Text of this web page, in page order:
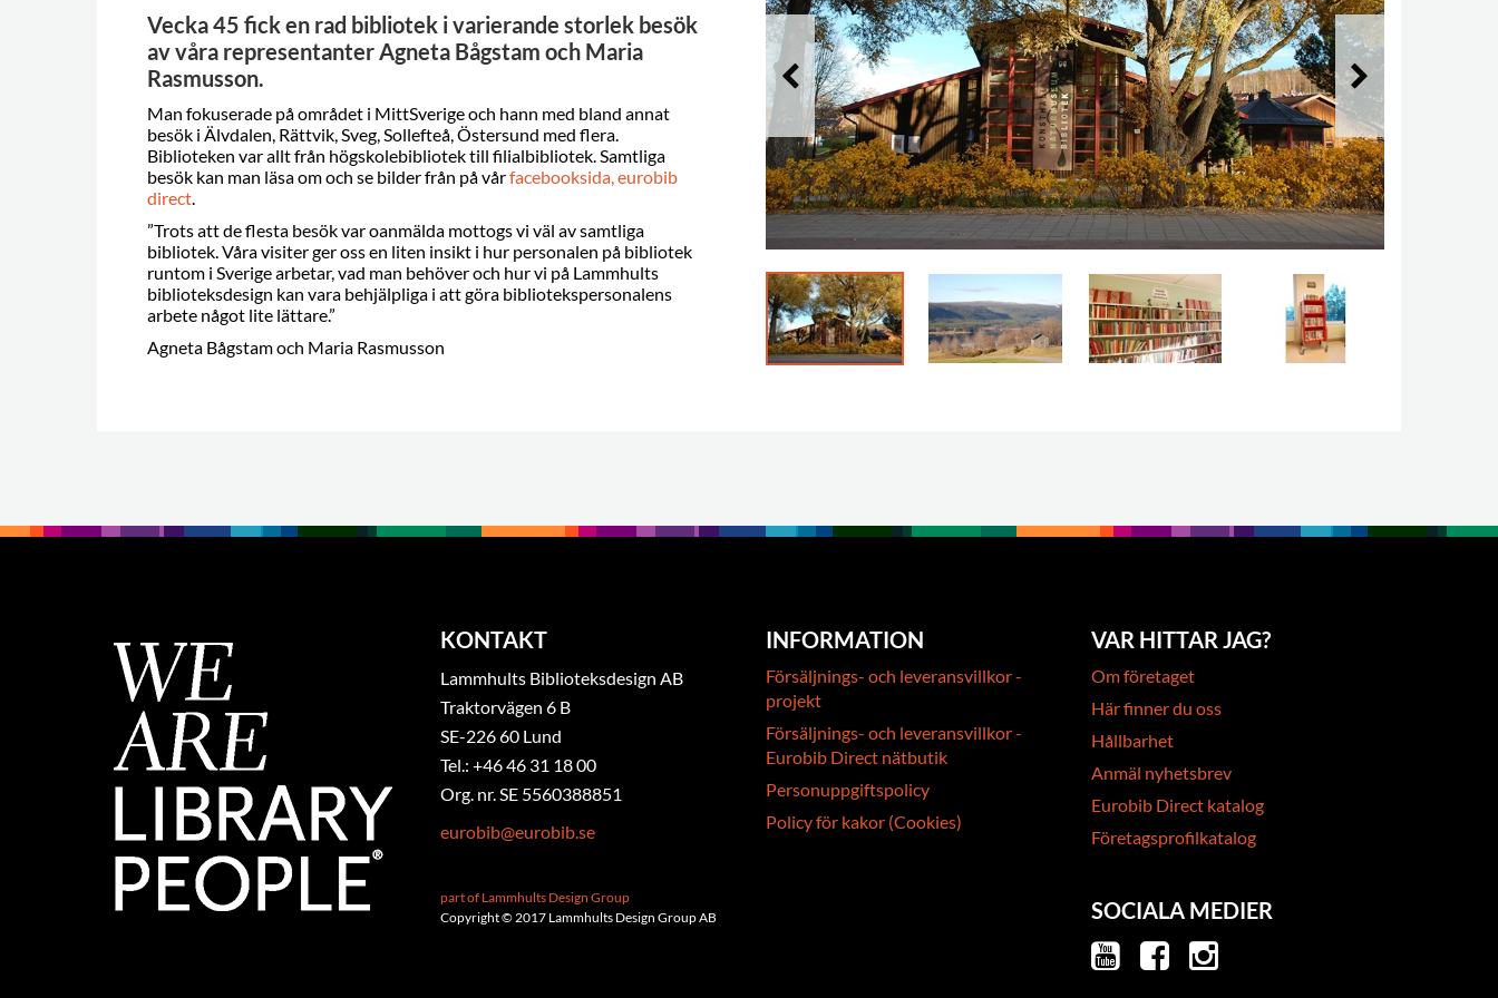
Vecka 45 fick en rad bibliotek i varierande storlek besök
av våra representanter Agneta Bågstam och Maria
Rasmusson.
Man fokuserade på området i MittSverige och hann med bland annat
besök i Älvdalen, Rättvik, Sveg, Sollefteå, Östersund med flera.
Biblioteken var allt från högskolebibliotek till filialbibliotek. Samtliga
besök kan man läsa om och se bilder från på vårfacebooksida, eurobib
direct.
”Trots att de flesta besök var oanmälda mottogs vi väl av samtliga
bibliotek. Våra visiter ger oss en liten insikt i hur personalen på bibliotek
runtom i Sverige arbetar, vad man behöver och hur vi på Lammhults
biblioteksdesign kan vara behjälpliga i att göra bibliotekspersonalens
arbete något lite lättare.”
Agneta Bågstam och Maria Rasmusson
KONTAKT
Lammhults Biblioteksdesign AB
Traktorvägen 6 B
SE-226 60 Lund
Tel.: +46 46 31 18 00
Org. nr. SE 5560388851
eurobib@eurobib.se
part of Lammhults Design Group
Copyright © 2017 Lammhults Design Group AB
INFORMATION
Försäljnings- och leveransvillkor -
projekt
Försäljnings- och leveransvillkor -
Eurobib Direct nätbutik
Personuppgiftspolicy
Policy för kakor (Cookies)
VAR HITTAR JAG?
Om företaget
Här finner du oss
Hållbarhet
Anmäl nyhetsbrev
Eurobib Direct katalog
Företagsprofilkatalog
SOCIALA MEDIER